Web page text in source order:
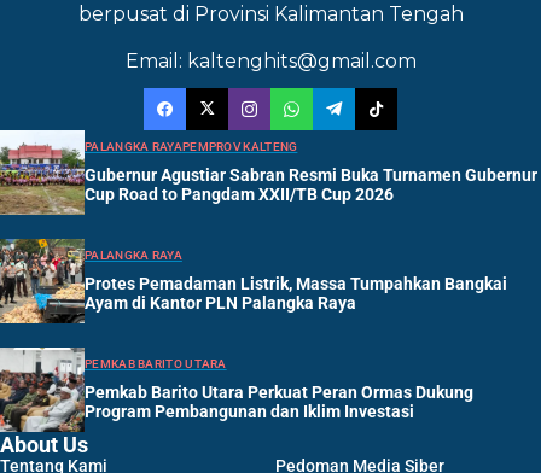
berpusat di Provinsi Kalimantan Tengah
Email: kaltenghits@gmail.com
PALANGKA RAYAPEMPROV KALTENG
Gubernur Agustiar Sabran Resmi Buka Turnamen Gubernur
Cup Road to Pangdam XXII/TB Cup 2026
PALANGKA RAYA
Protes Pemadaman Listrik, Massa Tumpahkan Bangkai
Ayam di Kantor PLN Palangka Raya
PEMKAB BARITO UTARA
Pemkab Barito Utara Perkuat Peran Ormas Dukung
Program Pembangunan dan Iklim Investasi
About Us
Tentang Kami Pedoman Media Siber